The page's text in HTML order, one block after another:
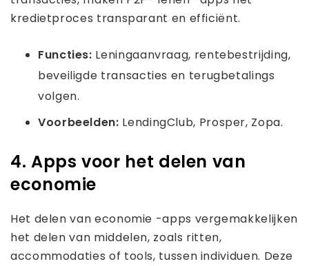
kredietproces transparant en efficiënt.
Functies: Leningaanvraag, rentebestrijding,
beveiligde transacties en terugbetalings
volgen.
Voorbeelden: LendingClub, Prosper, Zopa.
4. Apps voor het delen van
economie
Het delen van economie -apps vergemakkelijken
het delen van middelen, zoals ritten,
accommodaties of tools, tussen individuen. Deze